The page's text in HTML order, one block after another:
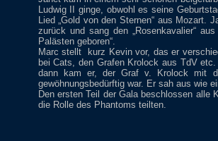
Ludwig II ginge, obwohl es seine
Lied „Gold von den Sternen“ aus Mozart.
zurück und sang den „Rosenkavalier“
Palästen geboren“.
Marc stellt
kurz Kevin vor, das er
bei Cats, den Grafen Krolock aus TdV
dann kam er, der Graf v. Krolock mit
gewöhnungsbedürftig war. Er sah aus wie
Den ersten Teil der Gala beschlossen alle
die Rolle des Phantoms teilten.